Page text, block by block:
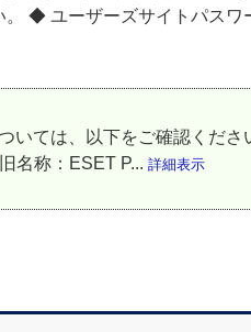
◆ ユーザーズサイトパス
ては、以下をご確認くだ
名称：ESET P... 詳細表示